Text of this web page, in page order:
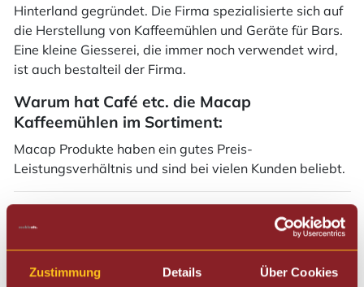
Zustimmung Details Über Cookies
Hinterland gegründet. Die Firma spezialisierte sich auf
die Herstellung von Kaffeemühlen und Geräte für Bars.
Eine kleine Giesserei, die immer noch verwendet wird,
ist auch bestalteil der Firma.
Warum hat Café etc. die Macap
Kaffeemühlen im Sortiment:
Macap Produkte haben ein gutes Preis-
Leistungsverhältnis und sind bei vielen Kunden beliebt.
Café etc. stellt die Kaffeemühle der Firma
Macap vor: